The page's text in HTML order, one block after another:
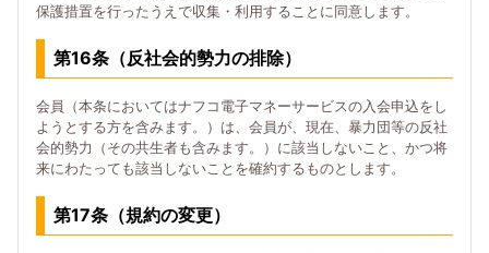
保護措置を行ったうえで収集・利用することに同意します。
第16条（反社会的勢力の排除）
会員（本条においてはナフコ電子マネーサービスの入会申込をし
ようとする方を含みます。）は、会員が、現在、暴力団等の反社
会的勢力（その共生者も含みます。）に該当しないこと、かつ将
来にわたっても該当しないことを確約するものとします。
第17条（規約の変更）